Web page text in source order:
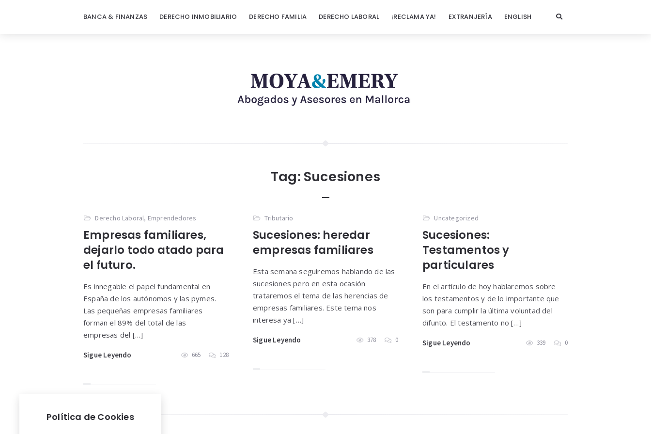
BANCA & FINANZAS DERECHO INMOBILIARIO DERECHO FAMILIA DERECHO LABORAL ¡RECLAMA YA! EXTRANJERÍA ENGLISH
Tag: Sucesiones
Derecho Laboral, Emprendedores
Empresas familiares,
dejarlo todo atado para
el futuro.
Es innegable el papel fundamental en
España de los autónomos y las pymes.
Las pequeñas empresas familiares
forman el 89% del total de las
empresas del […]
Sigue Leyendo 665 128
Tributario
Sucesiones: heredar
empresas familiares
Esta semana seguiremos hablando de las
sucesiones pero en esta ocasión
trataremos el tema de las herencias de
empresas familiares. Este tema nos
interesa ya […]
Sigue Leyendo 378 0
Uncategorized
Sucesiones:
Testamentos y
particulares
En el artículo de hoy hablaremos sobre
los testamentos y de lo importante que
son para cumplir la última voluntad del
difunto. El testamento no […]
Sigue Leyendo 339 0
Widgets
Política de Cookies